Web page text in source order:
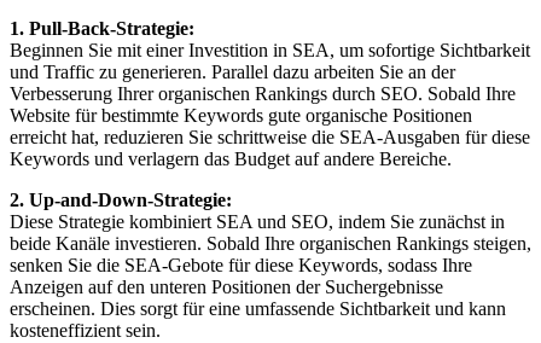
1. Pull-Back-Strategie:
Beginnen Sie mit einer Investition in SEA, um sofortige Sichtbarkeit
und Traffic zu generieren. Parallel dazu arbeiten Sie an der
Verbesserung Ihrer organischen Rankings durch SEO. Sobald Ihre
Website für bestimmte Keywords gute organische Positionen
erreicht hat, reduzieren Sie schrittweise die SEA-Ausgaben für diese
Keywords und verlagern das Budget auf andere Bereiche.
2. Up-and-Down-Strategie:
Diese Strategie kombiniert SEA und SEO, indem Sie zunächst in
beide Kanäle investieren. Sobald Ihre organischen Rankings steigen,
senken Sie die SEA-Gebote für diese Keywords, sodass Ihre
Anzeigen auf den unteren Positionen der Suchergebnisse
erscheinen. Dies sorgt für eine umfassende Sichtbarkeit und kann
kosteneffizient sein.